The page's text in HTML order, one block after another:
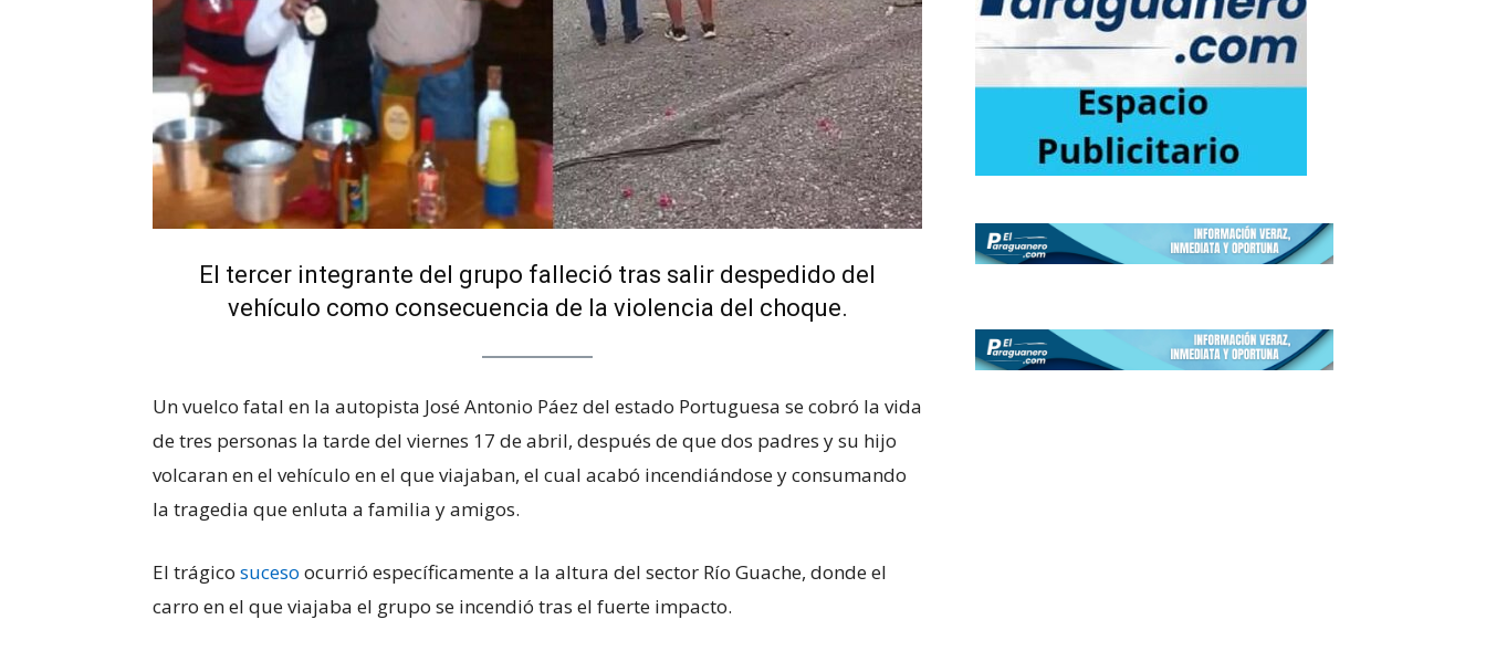
El tercer integrante del grupo falleció tras salir despedido del
vehículo como consecuencia de la violencia del choque.
Un vuelco fatal en la autopista José Antonio Páez del estado Portuguesa se cobró la vida
de tres personas la tarde del viernes 17 de abril, después de que dos padres y su hijo
volcaran en el vehículo en el que viajaban, el cual acabó incendiándose y consumando
la tragedia que enluta a familia y amigos.
El trágico suceso ocurrió específicamente a la altura del sector Río Guache, donde el
carro en el que viajaba el grupo se incendió tras el fuerte impacto.